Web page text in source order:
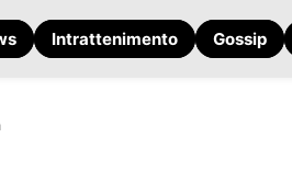
Intrattenimento Gossip